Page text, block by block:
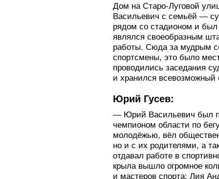
Дом на Старо-Луговой
Васильевич с семьёй —
рядом со стадионом и
являлся своеобразным
работы. Сюда за мудрым
спортсмены, это было
проводились заседания
и хранился всевозможный
Юрий Гусев:
— Юрий Васильевич был
чемпионом области по
молодёжью, вёл
но и с их родителями, а
отдавал работе в
крыла вышло огромное
и мастеров спорта: Лия